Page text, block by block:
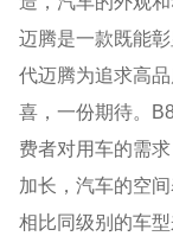
迈腾是一款既能
代迈腾为追求高
喜，一份期待。
费者对用车的需
加长，汽车的空
相比同级别的车